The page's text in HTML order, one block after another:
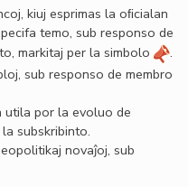
kiuj esprimas la oﬁcialan
temo, sub responso de
markitaj per la simbolo
.
sub responso de membro
utila por la evoluo de
subskribinto.
novaĵoj, sub